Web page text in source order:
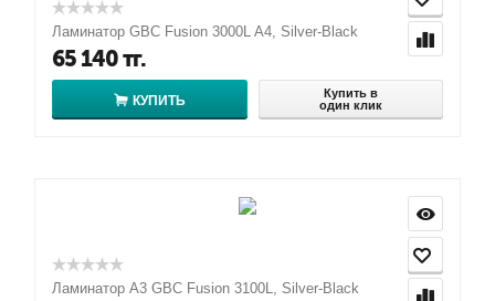
Ламинатор GBC Fusion 3000L A4, Silver-Black
65 140тг.
КУПИТЬ
Купить в
один клик
Ламинатор A3 GBC Fusion 3100L, Silver-Black